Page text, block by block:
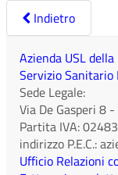
Indietro
Azienda USL
Servizio Sanitario
Sede Legale:
Via De Gasperi 8 -
Partita IVA:
indirizzo P.E.C.:
Ufficio Relazioni